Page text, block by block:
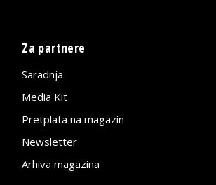
Za partnere
Saradnja
Media Kit
Pretplata na magazin
Newsletter
Arhiva magazina